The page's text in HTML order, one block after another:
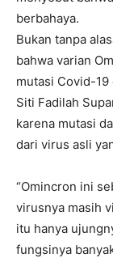
berbahaya.
Bukan tanpa
bahwa varian
mutasi Covid-
Siti Fadilah
karena mutasi
dari virus asli
“Omincron ini
virusnya masih
itu hanya
fungsinya